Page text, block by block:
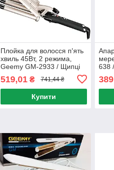
Плойка для волосся п'ять
хвиль 45Вт, 2 режима,
Geemy GM-2933 / Щипці
регулюванням
температури
519,01₴ 741,44 ₴
Купити
638
389